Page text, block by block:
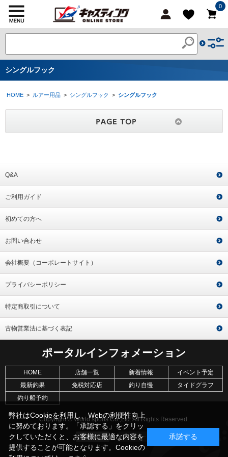
0
シングルフック
HOME > ルアー用品 > シングルフック > シングルフック
Q&A
ご利用ガイド
初めての方へ
お問い合わせ
会社概要（コーポレートサイト）
プライバシーポリシー
特定商取引について
古物営業法に基づく表記
ポータルインフォメーション
HOME 店舗一覧 新着情報
イベント予定
最新釣果
免税対応店 釣り自慢
タイドグラフ
釣り船予約
Copyright © World sports Co.,Ltd. All Rights Reserved.
弊社はCookieを利用し、Webの利便性向上
に努めております。「承認する」をクリッ
クしていただくと、お客様に最適な内容を
提供することが可能となります。Cookieの
承諾する